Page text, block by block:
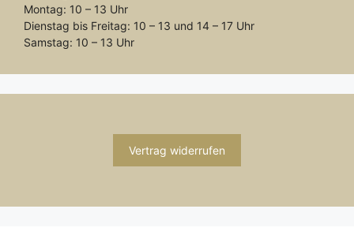
Montag: 10 – 13 Uhr
Dienstag bis Freitag: 10 – 13 und 14 – 17 Uhr
Samstag: 10 – 13 Uhr
Vertrag widerrufen